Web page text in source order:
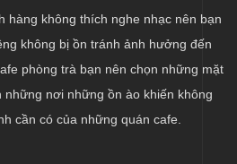
hàng không thích nghe nhạc nên bạn
không bị ồn tránh ảnh hưởng đến
phòng trà bạn nên chọn những mặt
nơi những ồn ào khiến không
cần có của những quán cafe.